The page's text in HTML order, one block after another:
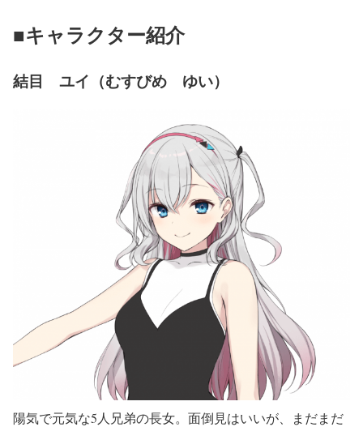
■キャラクター紹介
結目 ユイ（むすびめ ゆい）
陽気で元気な5人兄弟の長女。面倒見はいいが、まだまだ